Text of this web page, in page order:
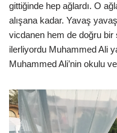
gittiğinde hep ağlardı. O
alışana kadar. Yavaş
vicdanen hem de doğru
ilerliyordu Muhammed Ali
Muhammed Ali’nin okulu